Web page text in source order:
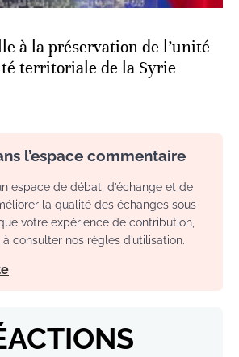
à la préservation de l’unité
territoriale de la Syrie
l’espace commentaire
espace de débat, d’échange et de
la qualité des échanges sous
votre expérience de contribution,
consulter nos règles d’utilisation.